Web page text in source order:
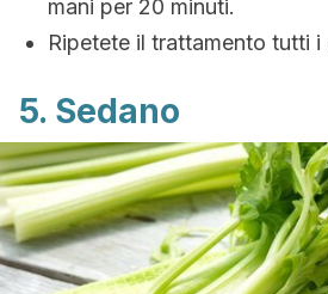
mani per 20 minuti.
Ripetete il trattamento tutti i
5. Sedano